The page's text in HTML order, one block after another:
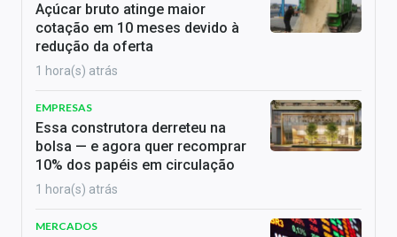
Açúcar bruto atinge maior
cotação em 10 meses devido à
redução da oferta
1 hora(s) atrás
EMPRESAS
Essa construtora derreteu na
bolsa — e agora quer recomprar
10% dos papéis em circulação
1 hora(s) atrás
MERCADOS